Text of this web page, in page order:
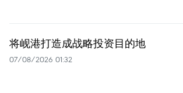
将岘港打造成战略投资目的地
07/08/2026 01:32